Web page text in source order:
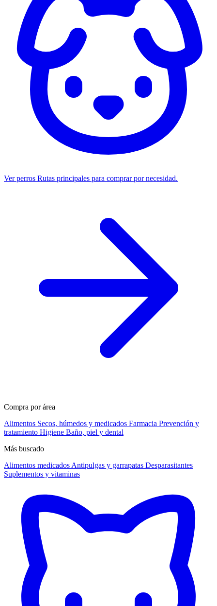
Ver perros Rutas principales para comprar por necesidad.
Compra por área
Alimentos Secos, húmedos y medicados Farmacia Prevención y
tratamiento Higiene Baño, piel y dental
Más buscado
Alimentos medicados Antipulgas y garrapatas Desparasitantes
Suplementos y vitaminas